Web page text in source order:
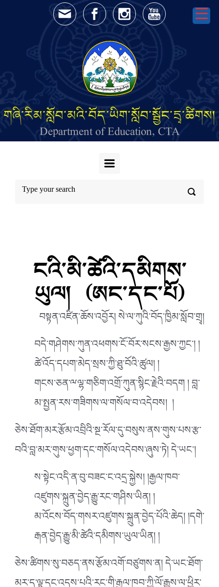
Skip to main content
གཞི་རིམ་སློབ་མའི་བོད་ཡིག་སློབ་སྦྱོང་དྲྭ་ཚིགས།
Department of Education, CTA
ངའི་མི་ཚེའི་དམིགས་
ཡུལ། (ཨང་དང་པོ)
བསྟན་འཛིན་ཆོས་འབྱོར། སེ་ལ་ཀུའི་བོད་ཁྱིམ་སློབ་གྲྭ།
བདེ་གཤེགས་ཀུན་འཕགས་ངོ་བོར་སངས་རྒྱས་ཀྱང༌། །
ཚེ་འོད་དཔག་མེད་སྲས་ཀྱི་ཐུ་བོའི་ཚུལ། །
གངས་ཅན་ྋལྷ་གཅིག་འགྲོ་ཀུན་སྙིང་རྗེའི་བདག ། བླ་
མ་སྤྱན་རས་གཟིགས་ལ་གསོལ་བ་འདེབས། །
ཅེས་ཐོག་མར་རྩོམ་འབྲིའི་སྔ་རོལ་དུ་བསུས་ནས་གུས་པས་རྩ་
བའི་བླ་མར་གུས་ཕྱག་དང་གསོལ་འདེབས་ཞུས་ཏེ། དེ་ཡང༌།
ས་སྟེང་འདི་ན་བུ་བཟང་ང་འདྲ་སྐྱེས། །རྒྱལ་ཁབ་
འཛུགས་སྐྲུན་བྱེད་རྒྱུ་རང་གཤིས་ཡིན། །
མ་འོངས་བོད་གསར་འཛུགས་སྐྲུན་བྱེད་པོའི་ཆེད། །དགེ་
རྒན་བྱེད་རྒྱུ་མི་ཚེའི་དམིགས་ཡུལ་ཡིན། །
ཅེས་ཚིགས་སུ་བཅད་ནས་རྩོམ་འགོ་བཙུགས་ན། དེ་ཡང་ཐོག་